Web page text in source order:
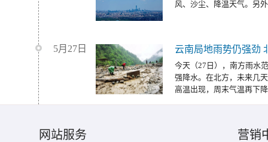
风、沙尘、降温天气。另
5月27日 云南局地雨势仍强劲
今天（27日），南方雨水
强降水。在北方，未来几
高温出现，周末气温再下
网站服务 营销